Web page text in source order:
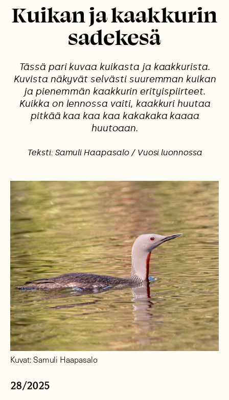
Kuikan ja kaakkurin
sadekesä
Tässä pari kuvaa kuikasta ja kaakkurista.
Kuvista näkyvät selvästi suuremman kuikan
ja pienemmän kaakkurin erityispiirteet.
Kuikka on lennossa vaiti, kaakkuri huutaa
pitkää kaa kaa kaa kakakaka kaaaa
huutoaan.
Teksti: Samuli Haapasalo / Vuosi luonnossa
Kuvat: Samuli Haapasalo
28/2025